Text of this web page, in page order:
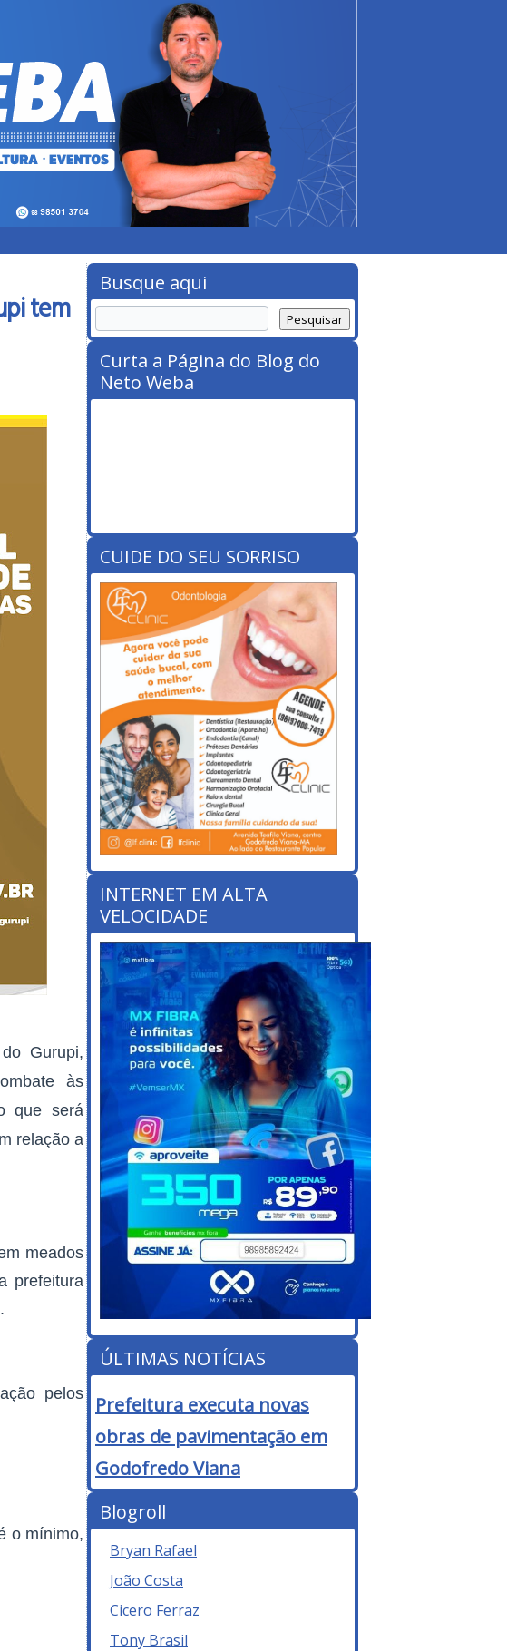
tem
Gurupi,
às
que será
relação a
meados
prefeitura
pelos
o mínimo,
Busque aqui
Curta a Página do Blog do
Neto Weba
CUIDE DO SEU SORRISO
INTERNET EM ALTA
VELOCIDADE
ÚLTIMAS NOTÍCIAS
Prefeitura executa novas
obras de pavimentação em
Godofredo Viana
Blogroll
Bryan Rafael
João Costa
Cicero Ferraz
Tony Brasil